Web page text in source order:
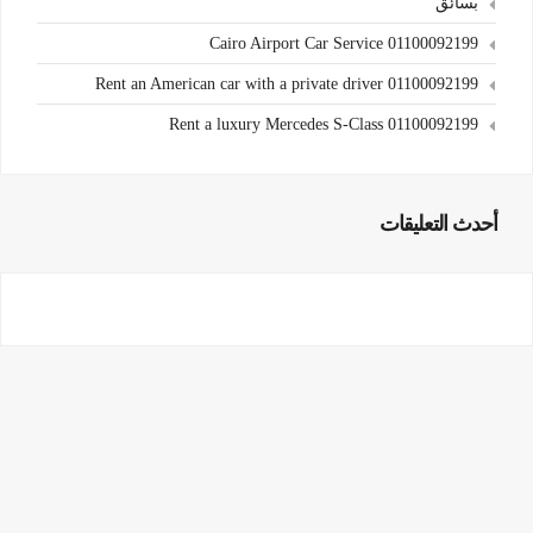
Cairo Airport Car Service 01100092199
Rent an American car with a private driver 01100092199
Rent a luxury Mercedes S-Class 01100092199
أحدث التعليقات